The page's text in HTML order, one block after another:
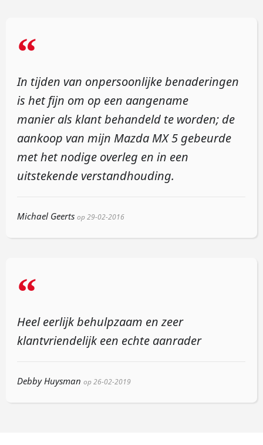
“
In tijden van onpersoonlijke benaderingen
is het fijn om op een aangename
manier als klant behandeld te worden; de
aankoop van mijn Mazda MX 5 gebeurde
met het nodige overleg en in een
uitstekende verstandhouding.
Michael Geerts op 29-02-2016
“
Heel eerlijk behulpzaam en zeer
klantvriendelijk een echte aanrader
Debby Huysman op 26-02-2019